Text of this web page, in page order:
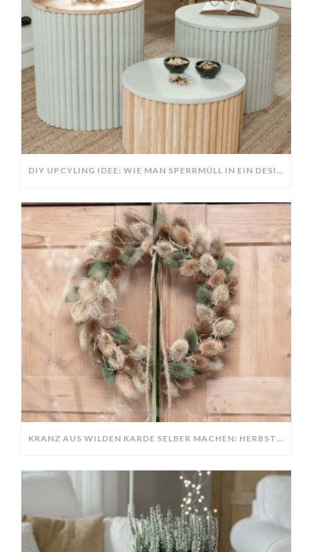
DIY UPCYLING IDEE: WIE MAN SPERRMÜLL IN EIN DESIGNER TEIL VERWANDELT
KRANZ AUS WILDEN KARDE SELBER MACHEN: HERBSTDEKO GANZ EINFACH